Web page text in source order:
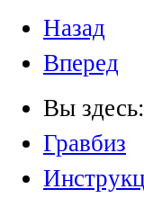
Назад
Вперед
Вы здесь:
Гравбиз